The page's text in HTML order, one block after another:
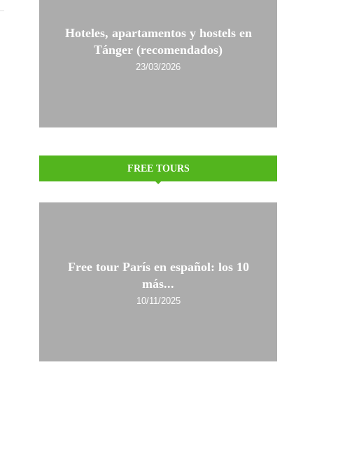
Hoteles, apartamentos y hostels en
Tánger (recomendados)
23/03/2026
FREE TOURS
Free tour París en español: los 10
más...
10/11/2025